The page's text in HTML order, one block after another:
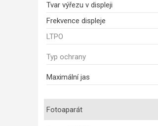
Tvar výřezu v displeji
Frekvence displeje
LTPO
Typ ochrany
Maximální jas
Fotoaparát